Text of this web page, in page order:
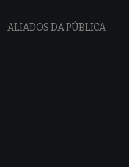
ALIADOS DA PÚBLICA